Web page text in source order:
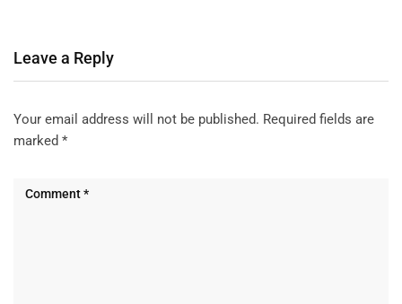
Leave a Reply
Your email address will not be published. Required fields are
marked *